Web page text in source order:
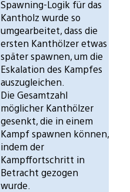
Spawning-Logik für das
Kantholz wurde so
umgearbeitet, dass die
ersten Kanthölzer etwas
später spawnen, um die
Eskalation des Kampfes
auszugleichen.
Die Gesamtzahl
möglicher Kanthölzer
gesenkt, die in einem
Kampf spawnen können,
indem der
Kampffortschritt in
Betracht gezogen
wurde.